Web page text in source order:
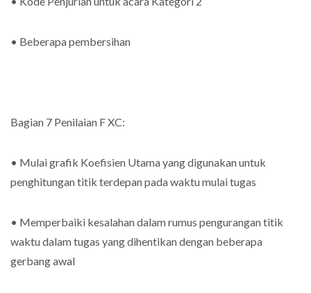
• Beberapa pembersihan
Bagian 7 Penilaian F XC:
• Mulai grafik Koefisien Utama yang digunakan untuk
penghitungan titik terdepan pada waktu mulai tugas
• Memperbaiki kesalahan dalam rumus pengurangan titik
waktu dalam tugas yang dihentikan dengan beberapa
gerbang awal